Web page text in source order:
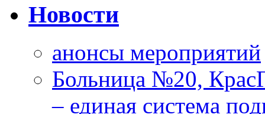
Новости
анонсы мероприятий
Больница №20,
– единая система